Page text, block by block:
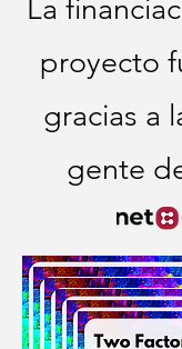
La
proyecto
gracias a
gente